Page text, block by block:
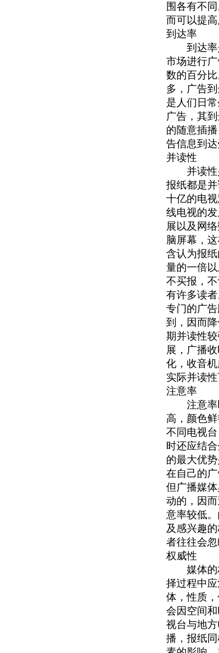
围各有不
而可以提
到达率
到达率是
市场进行
数的百分
多，广告
是人们日
广告，其
的随意插
告信息到
并读性
并读性是
报纸都是
十亿的电
线电视的
展以及网
脑屏幕，
含认为报
量的一倍
不买报，
有许多读
专门的广
到，因而
期并读性
展，广播
化，收音
实际并读
注意率
注意率即
高，颜色
不同电视
时还应结
的最大优
在自己的
但广播媒
动的，因
意率较低
及感兴趣
者往往会
权威性
媒体的权
择过程中
体，性质
会因空间
视台与地
播，报纸